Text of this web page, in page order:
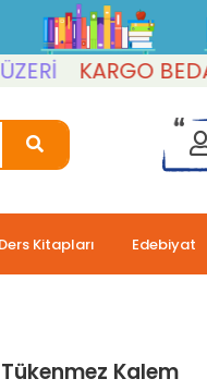
KARGO BEDAVA
Ders Kitapları Edebiyat
Kalem